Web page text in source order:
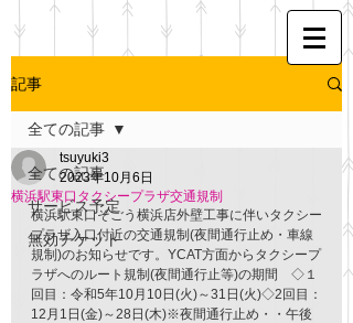
記事
全ての記事
サービス予定
無効チケット
全ての記事
横浜駅東口タクシープラザ交通規制
tsuyuki3
2023年10月6日
横浜駅東口そごう横浜店外壁工事に伴いタクシー
プラザ入口付近の交通規制(夜間通行止め・車線
規制)のお知らせです。YCAT方面からタクシープ
ラザへのルート規制(夜間通行止等)の期間　◇１
回目：令和5年10月10日(火)～31日(火)◇2回目：
12月1日(金)～28日(木)※夜間通行止め・・午後